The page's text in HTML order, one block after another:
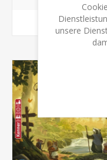
KAUFEN
unsere